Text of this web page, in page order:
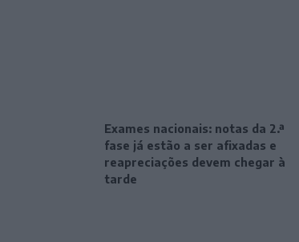
Exames nacionais: notas da 2.ª
fase já estão a ser afixadas e
reapreciações devem chegar à
tarde